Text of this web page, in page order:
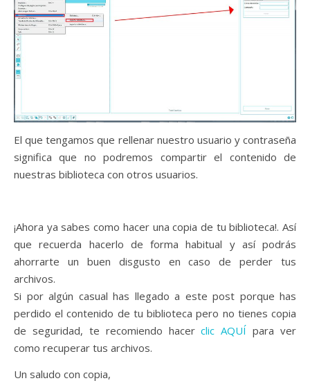
El que tengamos que rellenar nuestro usuario y contraseña
significa que no podremos compartir el contenido de
nuestras biblioteca con otros usuarios.
¡Ahora ya sabes como hacer una copia de tu biblioteca!. Así
que recuerda hacerlo de forma habitual y así podrás
ahorrarte un buen disgusto en caso de perder tus
archivos.
Si por algún casual has llegado a este post porque has
perdido el contenido de tu biblioteca pero no tienes copia
de seguridad, te recomiendo hacerclic AQUÍpara ver
como recuperar tus archivos.
Un saludo con copia,